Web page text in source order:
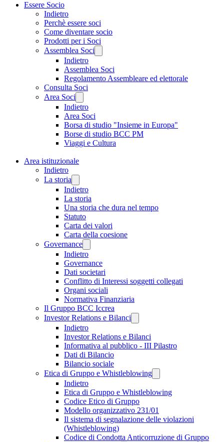
Essere Socio
Indietro
Perchè essere soci
Come diventare socio
Prodotti per i Soci
Assemblea Soci
Indietro
Assemblea Soci
Regolamento Assembleare ed elettorale
Consulta Soci
Area Soci
Indietro
Area Soci
Borsa di studio "Insieme in Europa"
Borse di studio BCC PM
Viaggi e Cultura
Area istituzionale
Indietro
La storia
Indietro
La storia
Una storia che dura nel tempo
Statuto
Carta dei valori
Carta della coesione
Governance
Indietro
Governance
Dati societari
Conflitto di Interessi soggetti collegati
Organi sociali
Normativa Finanziaria
Il Gruppo BCC Iccrea
Investor Relations e Bilanci
Indietro
Investor Relations e Bilanci
Informativa al pubblico - III Pilastro
Dati di Bilancio
Bilancio sociale
Etica di Gruppo e Whistleblowing
Indietro
Etica di Gruppo e Whistleblowing
Codice Etico di Gruppo
Modello organizzativo 231/01
Il sistema di segnalazione delle violazioni
(Whistleblowing)
Codice di Condotta Anticorruzione di Gruppo